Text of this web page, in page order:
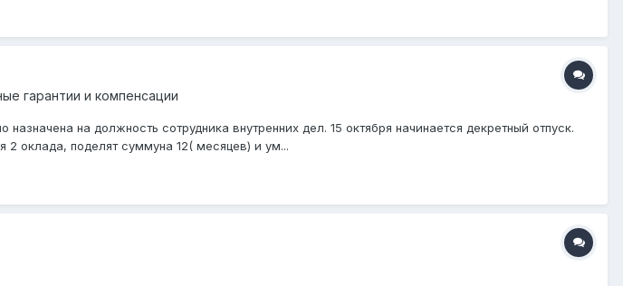
гарантии и компенсации
на должность сотрудника внутренних дел. 15 октября начинается декретный отпуск.
2 оклада, поделят суммуна 12( месяцев) и ум...